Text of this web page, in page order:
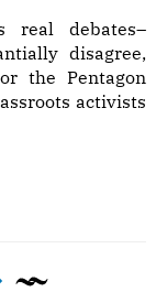
real debates–
disagree,
the Pentagon
activists